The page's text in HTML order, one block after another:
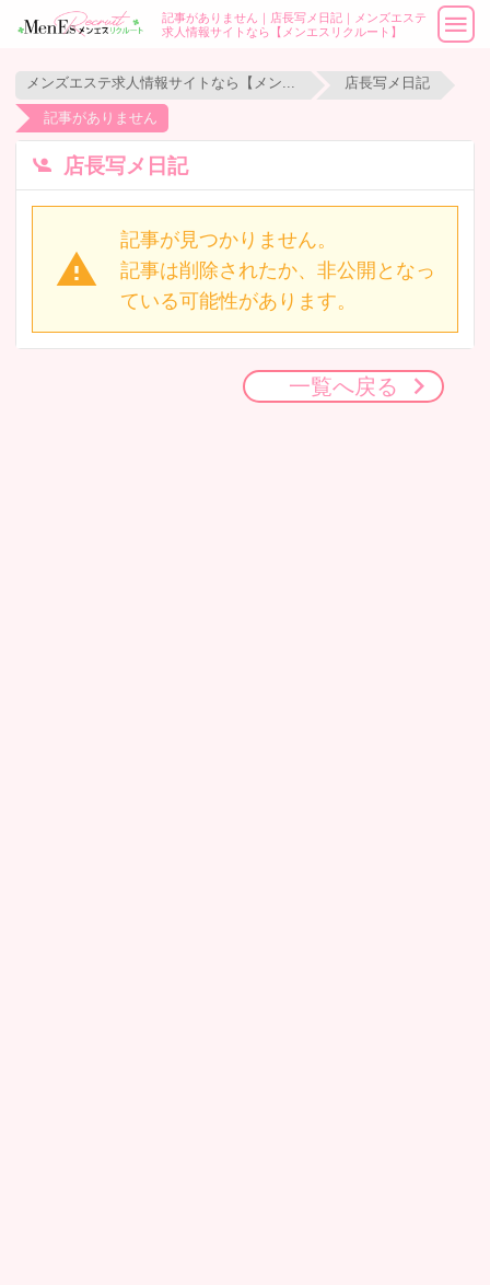
記事がありません｜店長写メ日記｜メンズエステ
求人情報サイトなら【メンエスリクルート】
店長写メ日記
記事がありません
店長写メ日記
記事が見つかりません。
記事は削除されたか、非公開となっ
ている可能性があります。
一覧へ戻る